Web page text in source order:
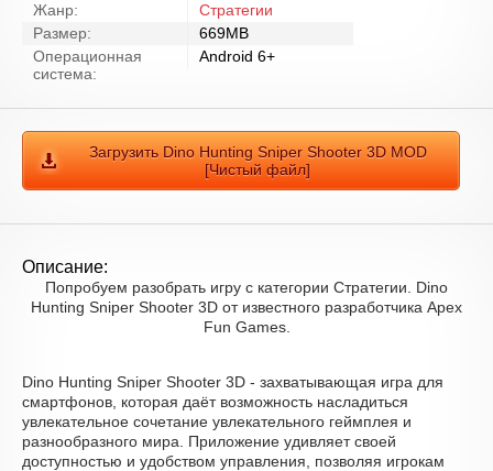
Жанр:
Стратегии
Размер:
669MB
Операционная
система:
Android 6+
Загрузить Dino Hunting Sniper Shooter 3D MOD
[Чистый файл]
Описание:
Попробуем разобрать игру с категории Стратегии. Dino
Hunting Sniper Shooter 3D от известного разработчика Apex
Fun Games.
Dino Hunting Sniper Shooter 3D - захватывающая игра для
смартфонов, которая даёт возможность насладиться
увлекательное сочетание увлекательного геймплея и
разнообразного мира. Приложение удивляет своей
доступностью и удобством управления, позволяя игрокам